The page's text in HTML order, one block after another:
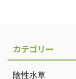
カテゴリー
陰性水草